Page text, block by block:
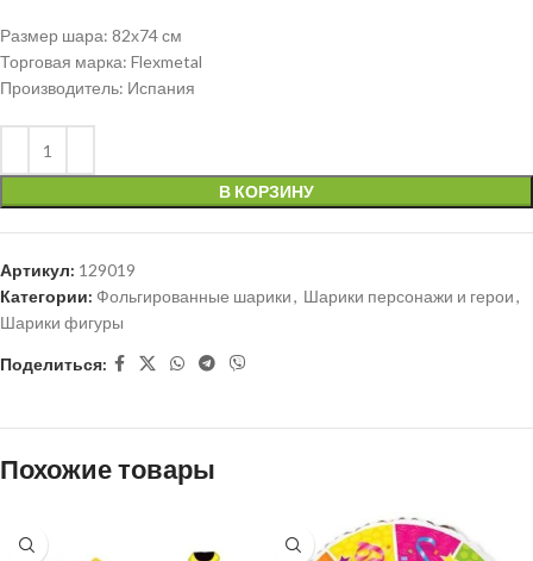
Размер шара: 82х74 см
Торговая марка: Flexmetal
Производитель: Испания
В КОРЗИНУ
Артикул: 129019
Категории: Фольгированные шарики, Шарики персонажи и герои,
Шарики фигуры
Поделиться:
Похожие товары